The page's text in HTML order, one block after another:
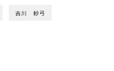
古川 紗弓